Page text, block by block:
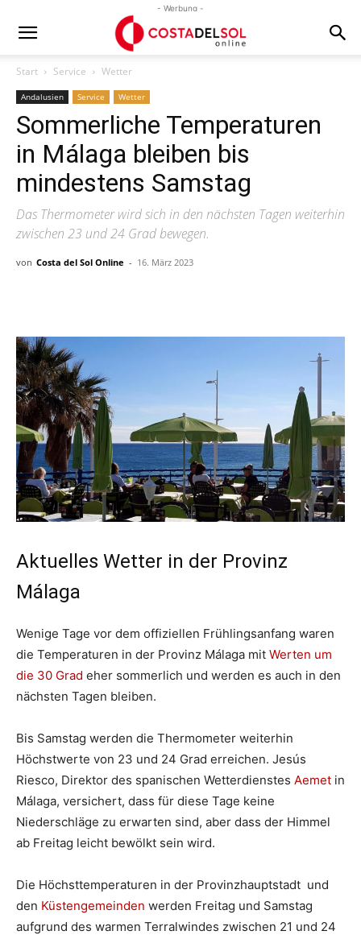
- Werbung -
Start Service Wetter
Andalusien Service Wetter
Sommerliche Temperaturen
in Málaga bleiben bis
mindestens Samstag
Das Thermometer wird sich in den nächsten Tagen weiterhin
zwischen 23 und 24 Grad bewegen.
von Costa del Sol Online - 16. März 2023
Aktuelles Wetter in der Provinz
Málaga
Wenige Tage vor dem offiziellen Frühlingsanfang waren
die Temperaturen in der Provinz Málaga mit Werten um
die 30 Grad eher sommerlich und werden es auch in den
nächsten Tagen bleiben.
Bis Samstag werden die Thermometer weiterhin
Höchstwerte von 23 und 24 Grad erreichen. Jesús
Riesco, Direktor des spanischen Wetterdienstes Aemet in
Málaga, versichert, dass für diese Tage keine
Niederschläge zu erwarten sind, aber dass der Himmel
ab Freitag leicht bewölkt sein wird.
Die Höchsttemperaturen in der Provinzhauptstadt und
den Küstengemeinden werden Freitag und Samstag
aufgrund des warmen Terralwindes zwischen 21 und 24